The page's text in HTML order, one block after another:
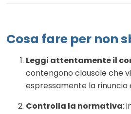
Cosa fare per non
Leggi attentamente il
contengono clausole che
espressamente la rinuncia
Controlla la normativa: